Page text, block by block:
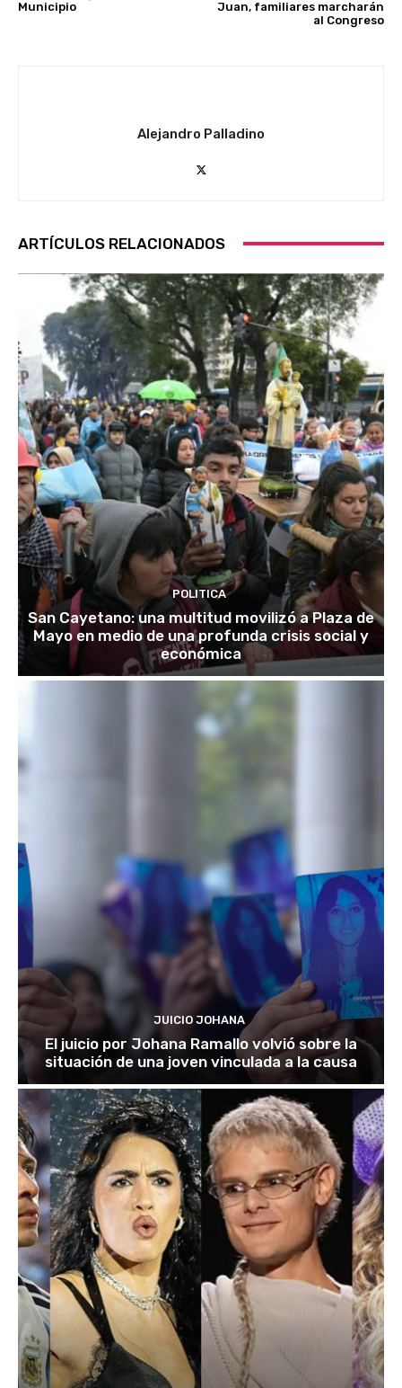
Municipio
Juan, familiares marcharán
al Congreso
Alejandro Palladino
ARTÍCULOS RELACIONADOS
POLITICA
San Cayetano: una multitud movilizó a Plaza de
Mayo en medio de una profunda crisis social y
económica
JUICIO JOHANA
El juicio por Johana Ramallo volvió sobre la
situación de una joven vinculada a la causa